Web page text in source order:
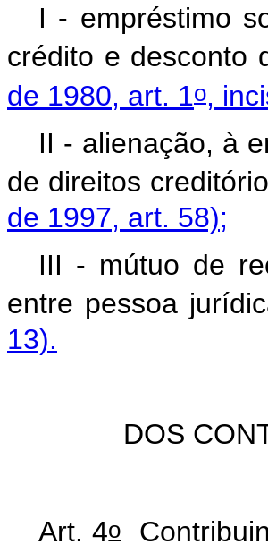
I - empréstimo
crédito e desconto
de 1980, art. 1o,
II - alienação, à
de direitos
de 1997, art. 58);
III - mútuo de
entre pessoa
13).
DOS
Art. 4o